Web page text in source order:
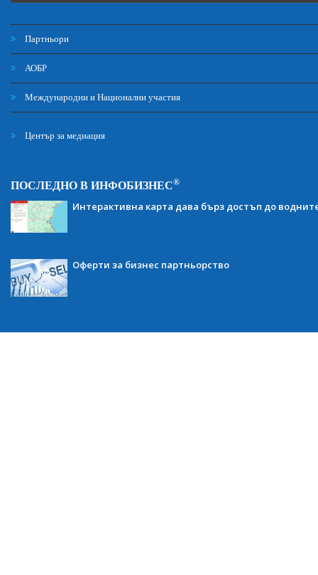
Партньори
АОБР
Международни и Национални участия
Център за медиация
ПОСЛЕДНО В ИНФОБИЗНЕС®
Интерактивна карта дава бърз достъп до
Оферти за бизнес партньорство